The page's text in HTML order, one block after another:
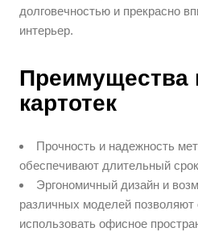
долговечностью и прекрасно
интерьер.
Преимущества
картотек
Прочность и надежность
обеспечивают длительный
Эргономичный дизайн и
различных моделей позволяют
использовать офисное